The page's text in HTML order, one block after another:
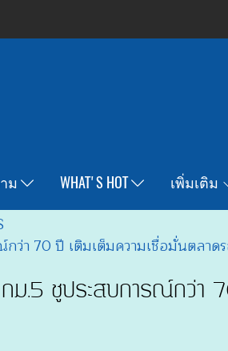
าม WHAT'S HOT เพิ่มเติม
ว่า 70 ปี เติมเต็มความเชื่อมั่นตลาด
.5 ชูประสบการณ์กว่า